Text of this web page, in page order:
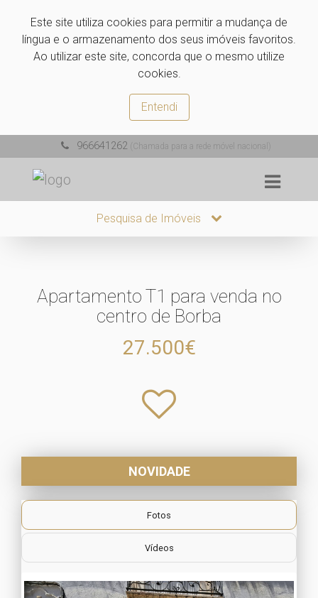
Este site utiliza cookies para permitir a mudança de
língua e o armazenamento dos seus imóveis favoritos.
Ao utilizar este site, concorda que o mesmo utilize
cookies.
Entendi
966641262 (Chamada para a rede móvel nacional)
Pesquisa de Imóveis
Apartamento T1 para venda no
centro de Borba
27.500€
NOVIDADE
Fotos
Vídeos